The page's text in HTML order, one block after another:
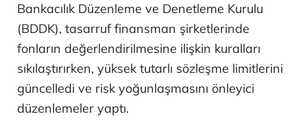
Bankacılık Düzenleme ve Denetleme Kurulu
(BDDK), tasarruf finansman şirketlerinde
fonların değerlendirilmesine ilişkin kuralları
sıkılaştırırken, yüksek tutarlı sözleşme limitlerini
güncelledi ve risk yoğunlaşmasını önleyici
düzenlemeler yaptı.